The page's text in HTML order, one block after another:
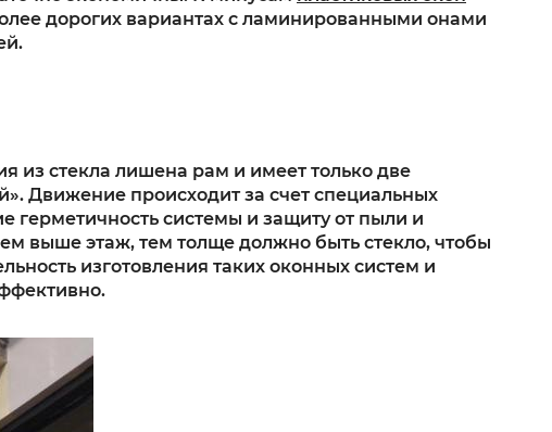
дорогих вариантах с ламинированными онами
из стекла лишена рам и имеет только две
Движение происходит за счет специальных
герметичность системы и защиту от пыли и
выше этаж, тем толще должно быть стекло, чтобы
изготовления таких оконных систем и